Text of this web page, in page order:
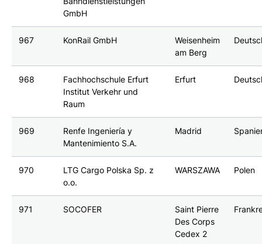
GmbH
967 KonRail GmbH
Weisenheim
am Berg
968
Fachhochschule Erfurt
Institut Verkehr und
Raum
Erfurt
969
Renfe Ingeniería y
Mantenimiento S.A.
Madrid
970
LTG Cargo Polska Sp. z
o.o.
WARSZAWA Polen
971 SOCOFER
Saint Pierre
Des Corps
Cedex 2